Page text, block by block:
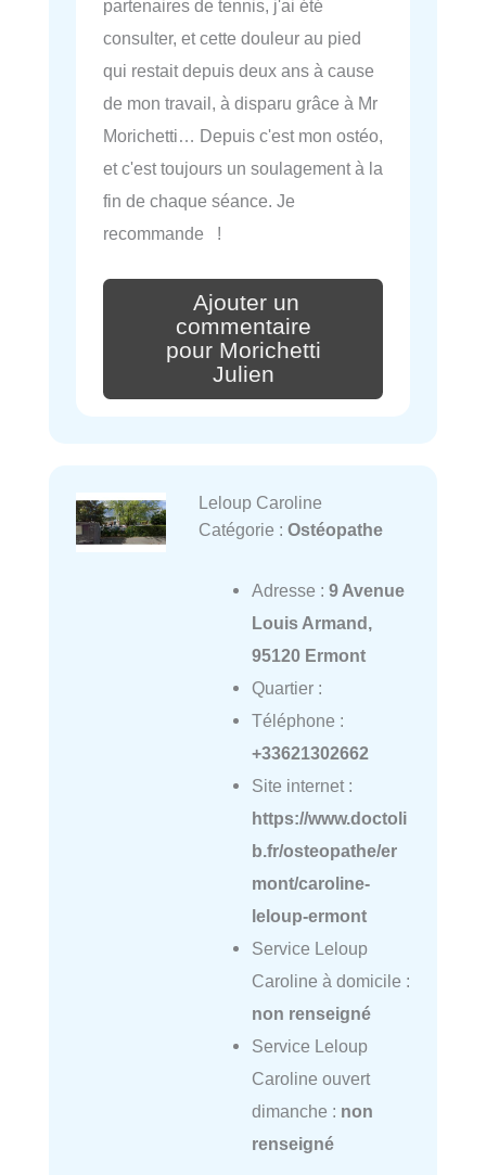
partenaires de tennis, j'ai été
consulter, et cette douleur au pied
qui restait depuis deux ans à cause
de mon travail, à disparu grâce à Mr
Morichetti… Depuis c'est mon ostéo,
et c'est toujours un soulagement à la
fin de chaque séance. Je
recommande !
Ajouter un
commentaire
pour Morichetti
Julien
Leloup Caroline
Catégorie : Ostéopathe
Adresse : 9 Avenue
Louis Armand,
95120 Ermont
Quartier :
Téléphone :
+33621302662
Site internet :
https://www.doctoli
b.fr/osteopathe/er
mont/caroline-
leloup-ermont
Service Leloup
Caroline à domicile :
non renseigné
Service Leloup
Caroline ouvert
dimanche : non
renseigné